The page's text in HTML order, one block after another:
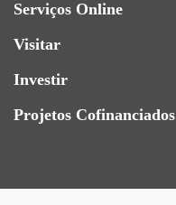
Serviços Online
Visitar
Investir
Projetos Cofinanciados